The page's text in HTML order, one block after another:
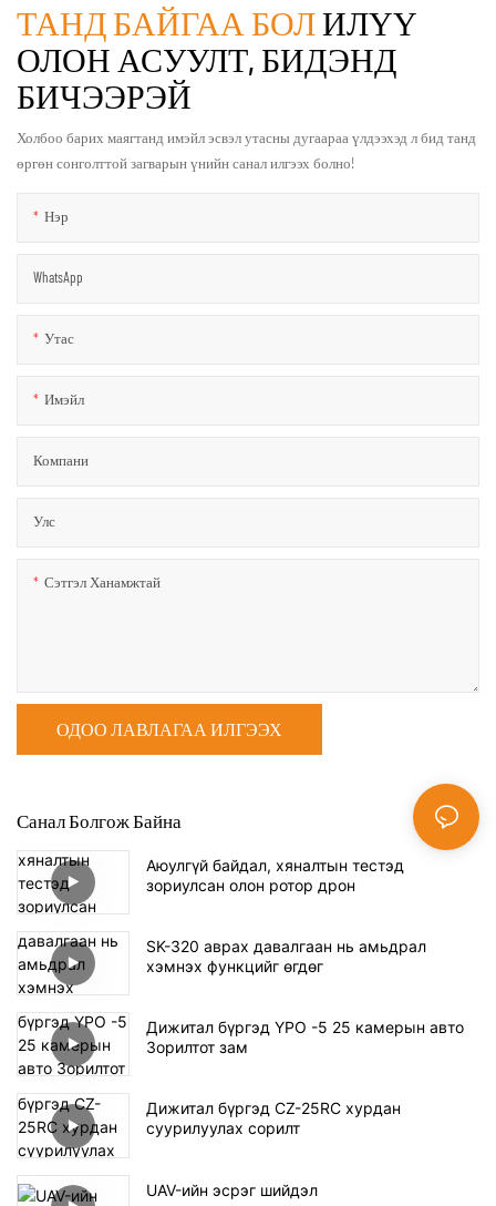
ТАНД БАЙГАА БОЛИЛҮҮ
ОЛОН АСУУЛТ, БИДЭНД
БИЧЭЭРЭЙ
Холбоо барих маягтанд имэйл эсвэл утасны дугаараа үлдээхэд л бид танд
өргөн сонголттой загварын үнийн санал илгээх болно!
Нэр
WhatsApp
Утас
Имэйл
Компани
Улс
Сэтгэл Ханамжтай
ОДОО ЛАВЛАГАА ИЛГЭЭХ
Санал Болгож Байна
Аюулгүй байдал, хяналтын тестэд
зориулсан олон ротор дрон
SK-320 аврах давалгаан нь амьдрал
хэмнэх функцийг өгдөг
Дижитал бүргэд YPO -5 25 камерын авто
Зорилтот зам
Дижитал бүргэд CZ-25RC хурдан
суурилуулах сорилт
UAV-ийн эсрэг шийдэл